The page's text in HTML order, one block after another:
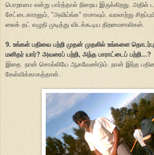
பொறாமை என்று பார்த்தால் நிறைய இருக்கிறது. அதில்
சேட்டைகாரனும், "அவிய்ங்க" ராசாவும். வரலாற்று
லைக் தட் எழுதி முடித்து விடக்கூடிய திறமைசாலிகள்.
9. உங்கள் பதிவை பற்றி முதன் முதலில் உங்களை
மனிதர் யார்? அவரைப் பற்றி, அந்த பாராட்டைப் பற்றி...?
இதை நான் சொல்லியே ஆகவேண்டும். நான் இந்த
கேள்விக்காகத்தான்.